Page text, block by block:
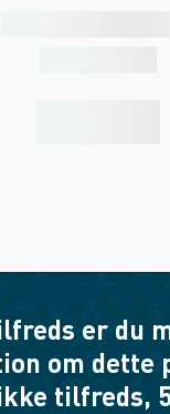
er du
om dette
tilfreds,